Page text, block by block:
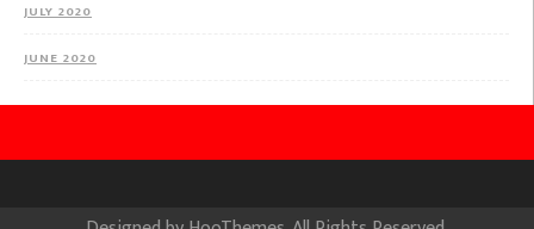
JULY 2020
JUNE 2020